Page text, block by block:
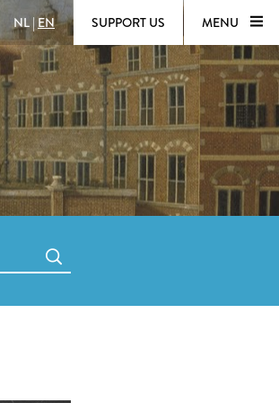
NL | EN SUPPORT US MENU